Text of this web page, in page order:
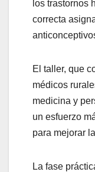
los trastornos
correcta
El taller, que
médicos
medicina y
un esfuerzo
para mejorar
La fase